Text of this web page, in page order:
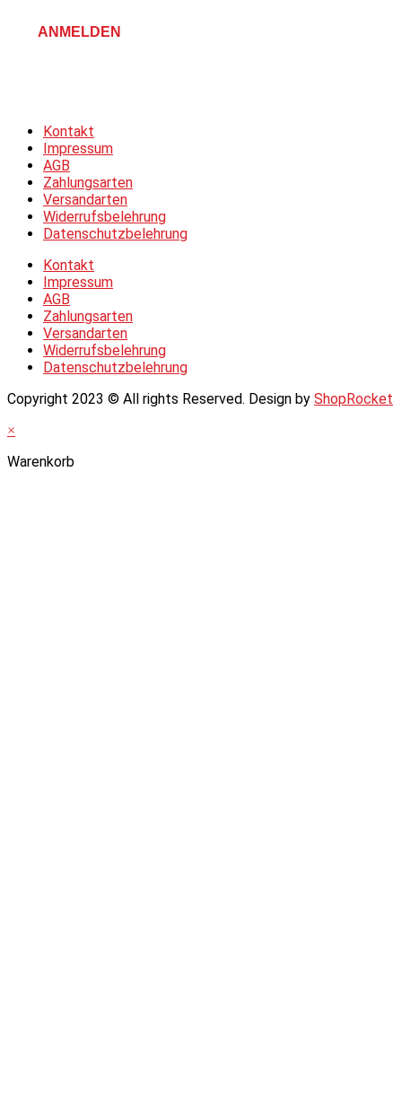
ANMELDEN
Kontakt
Impressum
AGB
Zahlungsarten
Versandarten
Widerrufsbelehrung
Datenschutzbelehrung
Kontakt
Impressum
AGB
Zahlungsarten
Versandarten
Widerrufsbelehrung
Datenschutzbelehrung
Copyright 2023 © All rights Reserved. Design by ShopRocket
×
Warenkorb